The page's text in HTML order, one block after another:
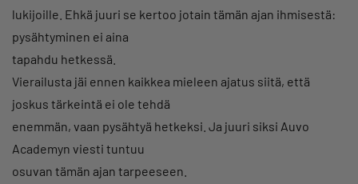
lukijoille. Ehkä juuri se kertoo jotain tämän ajan ihmisestä:
pysähtyminen ei aina
tapahdu hetkessä.
Vierailusta jäi ennen kaikkea mieleen ajatus siitä, että
joskus tärkeintä ei ole tehdä
enemmän, vaan pysähtyä hetkeksi. Ja juuri siksi Auvo
Academyn viesti tuntuu
osuvan tämän ajan tarpeeseen.